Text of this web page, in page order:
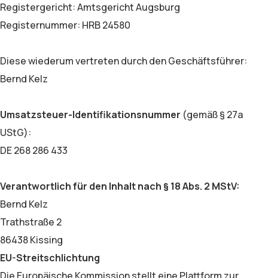
Registergericht: Amtsgericht Augsburg
Registernummer: HRB 24580
Diese wiederum vertreten durch den Geschäftsführer:
Bernd Kelz
Umsatzsteuer-Identifikationsnummer (gemäß § 27a
UStG):
DE 268 286 433
Verantwortlich für den Inhalt nach § 18 Abs. 2 MStV:
Bernd Kelz
Trathstraße 2
86438 Kissing
EU-Streitschlichtung